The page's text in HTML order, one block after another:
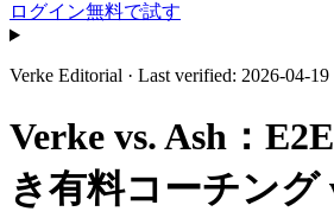
ログイン無料で試す
Verke Editorial · Last verified: 2026-04-19
Verke vs. Ash：
き有料コーチング